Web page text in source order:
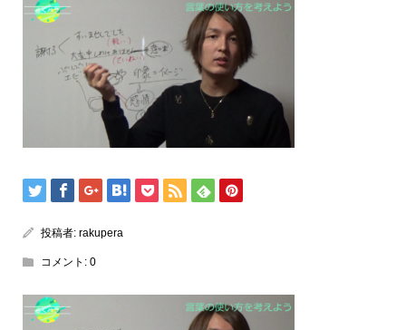
投稿者: rakupera
コメント: 0